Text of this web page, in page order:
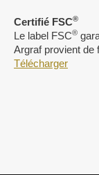
Certifié FSC®
Le label FSC®
Argraf provient de
Télécharger